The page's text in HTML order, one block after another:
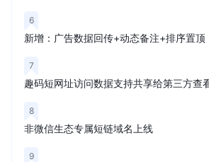
6
新增：广告数据回传+动态备注+排序置顶
7
趣码短网址访问数据支持共享给第三方查
8
非微信生态专属短链域名上线
9